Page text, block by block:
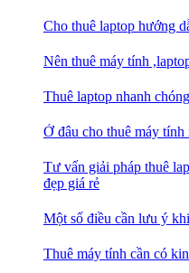
Cho thuê laptop hướng
Nên thuê máy tính
Thuê laptop nhanh
Ở đâu cho thuê máy
Tư vấn giải pháp thuê
đẹp giá rẻ
Một số điều cần lưu ý
Thuê máy tính cần có